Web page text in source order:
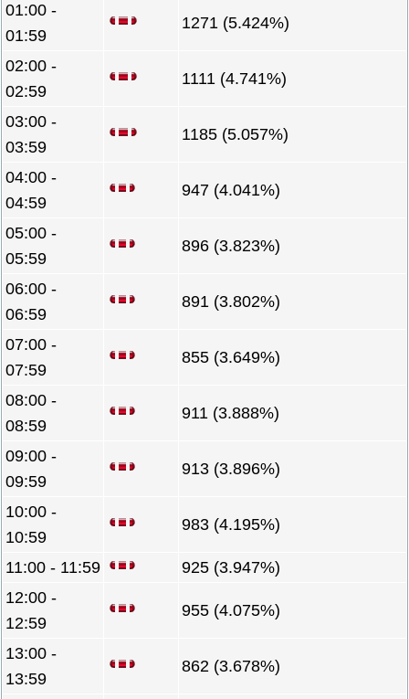
01:00 -
01:59
1271 (5.424%)
02:00 -
02:59
1111 (4.741%)
03:00 -
03:59
1185 (5.057%)
04:00 -
04:59
947 (4.041%)
05:00 -
05:59
896 (3.823%)
06:00 -
06:59
891 (3.802%)
07:00 -
07:59
855 (3.649%)
08:00 -
08:59
911 (3.888%)
09:00 -
09:59
913 (3.896%)
10:00 -
10:59
983 (4.195%)
11:00 - 11:59
925 (3.947%)
12:00 -
12:59
955 (4.075%)
13:00 -
13:59
862 (3.678%)